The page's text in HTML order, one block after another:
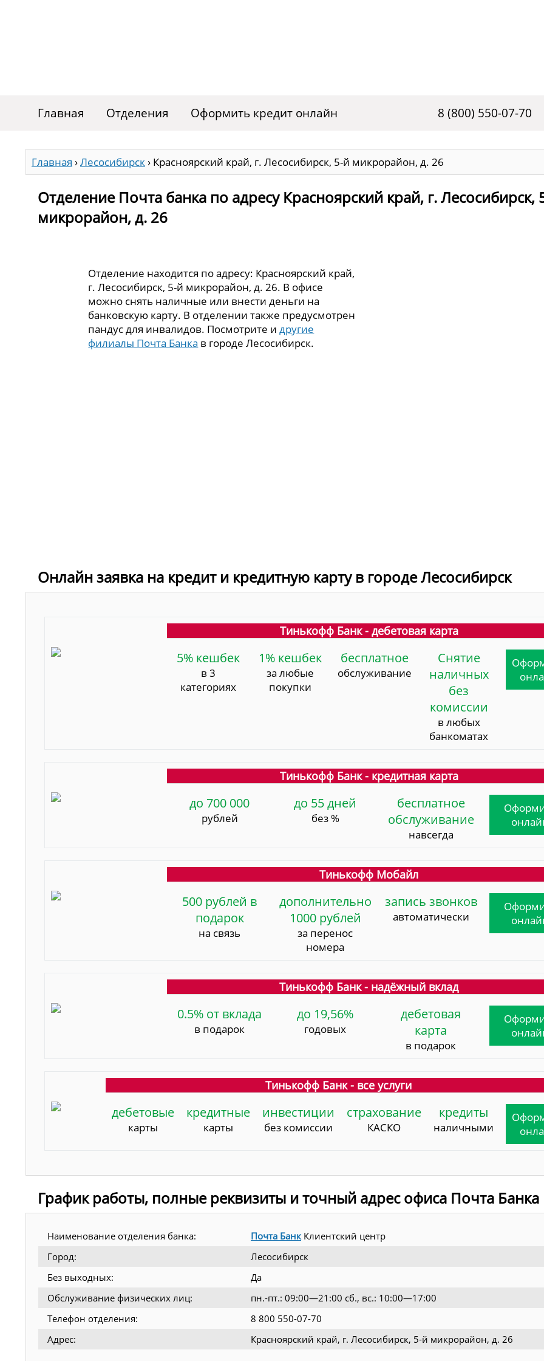
Главная Отделения Оформить кредит онлайн 8 (800) 550-07-70
Главная ›Лесосибирск› Красноярский край, г. Лесосибирск, 5-й микрорайон, д. 26
Отделение Почта банка по адресу Красноярский край, г. Лесосибирск,
микрорайон, д. 26
Отделение находится по адресу: Красноярский край,
г. Лесосибирск, 5-й микрорайон, д. 26. В офисе
можно снять наличные или внести деньги на
банковскую карту. В отделении также предусмотрен
пандус для инвалидов. Посмотрите идругие
филиалы Почта Банка в городе Лесосибирск.
Онлайн заявка на кредит и кредитную карту в городе Лесосибирск
Тинькофф Банк - дебетовая карта
5% кешбек
в 3
категориях
1% кешбек
за любые
покупки
бесплатное
обслуживание
Снятие
наличных
без
комиссии
в любых
банкоматах
Тинькофф Банк - кредитная карта
до 700 000
рублей
до 55 дней
без %
бесплатное
обслуживание
навсегда
Тинькофф Мобайл
500 рублей в
подарок
на связь
дополнительно
1000 рублей
за перенос
номера
запись звонков
автоматически
Тинькофф Банк - надёжный вклад
0.5% от вклада
в подарок
до 19,56%
годовых
дебетовая
карта
в подарок
Тинькофф Банк - все услуги
дебетовые
карты
кредитные
карты
инвестиции
без комиссии
страхование
КАСКО
кредиты
наличными
График работы, полные реквизиты и точный адрес офиса Почта Банка
Наименование отделения банка: Почта Банк Клиентский центр
Город:
Лесосибирск
Без выходных:
Да
Обслуживание физических лиц:
пн.-пт.: 09:00—21:00 сб., вс.: 10:00—17:00
Телефон отделения:
8 800 550-07-70
Адрес:
Красноярский край, г. Лесосибирск, 5-й микрорайон, д. 26